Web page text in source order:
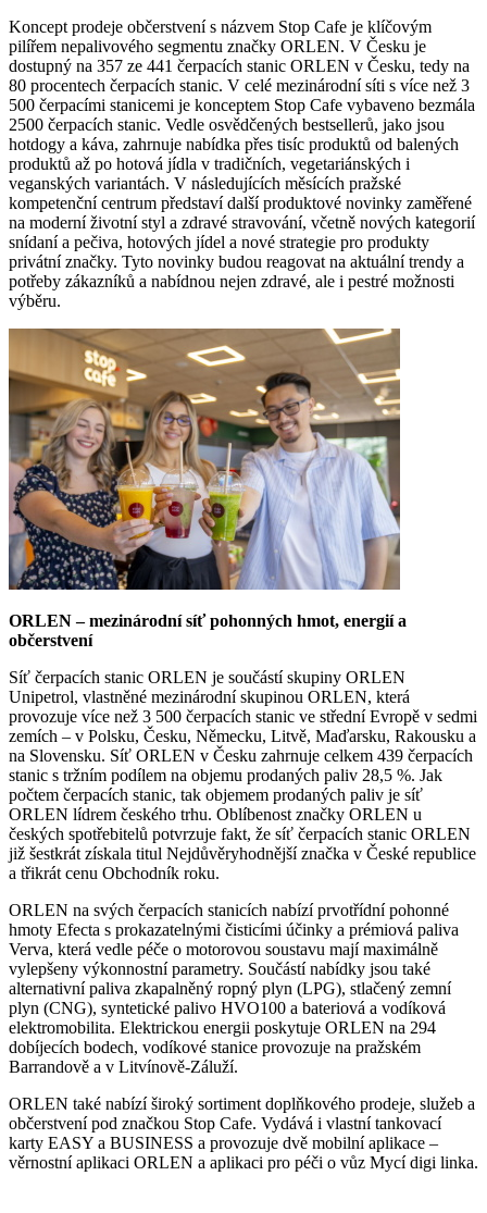
Koncept prodeje občerstvení s názvem Stop Cafe je klíčovým
pilířem nepalivového segmentu značky ORLEN. V Česku je
dostupný na 357 ze 441 čerpacích stanic ORLEN v Česku, tedy na
80 procentech čerpacích stanic. V celé mezinárodní síti s více než 3
500 čerpacími stanicemi je konceptem Stop Cafe vybaveno bezmála
2500 čerpacích stanic. Vedle osvědčených bestsellerů, jako jsou
hotdogy a káva, zahrnuje nabídka přes tisíc produktů od balených
produktů až po hotová jídla v tradičních, vegetariánských i
veganských variantách. V následujících měsících pražské
kompetenční centrum představí další produktové novinky zaměřené
na moderní životní styl a zdravé stravování, včetně nových kategorií
snídaní a pečiva, hotových jídel a nové strategie pro produkty
privátní značky. Tyto novinky budou reagovat na aktuální trendy a
potřeby zákazníků a nabídnou nejen zdravé, ale i pestré možnosti
výběru.
ORLEN – mezinárodní síť pohonných hmot, energií a
občerstvení
Síť čerpacích stanic ORLEN je součástí skupiny ORLEN
Unipetrol, vlastněné mezinárodní skupinou ORLEN, která
provozuje více než 3 500 čerpacích stanic ve střední Evropě v sedmi
zemích – v Polsku, Česku, Německu, Litvě, Maďarsku, Rakousku a
na Slovensku. Síť ORLEN v Česku zahrnuje celkem 439 čerpacích
stanic s tržním podílem na objemu prodaných paliv 28,5 %. Jak
počtem čerpacích stanic, tak objemem prodaných paliv je síť
ORLEN lídrem českého trhu. Oblíbenost značky ORLEN u
českých spotřebitelů potvrzuje fakt, že síť čerpacích stanic ORLEN
již šestkrát získala titul Nejdůvěryhodnější značka v České republice
a třikrát cenu Obchodník roku.
ORLEN na svých čerpacích stanicích nabízí prvotřídní pohonné
hmoty Efecta s prokazatelnými čisticími účinky a prémiová paliva
Verva, která vedle péče o motorovou soustavu mají maximálně
vylepšeny výkonnostní parametry. Součástí nabídky jsou také
alternativní paliva zkapalněný ropný plyn (LPG), stlačený zemní
plyn (CNG), syntetické palivo HVO100 a bateriová a vodíková
elektromobilita. Elektrickou energii poskytuje ORLEN na 294
dobíjecích bodech, vodíkové stanice provozuje na pražském
Barrandově a v Litvínově-Záluží.
ORLEN také nabízí široký sortiment doplňkového prodeje, služeb a
občerstvení pod značkou Stop Cafe. Vydává i vlastní tankovací
karty EASY a BUSINESS a provozuje dvě mobilní aplikace –
věrnostní aplikaci ORLEN a aplikaci pro péči o vůz Mycí digi linka.